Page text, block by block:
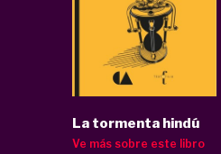
La tormenta hindú
Ve más sobre este libro